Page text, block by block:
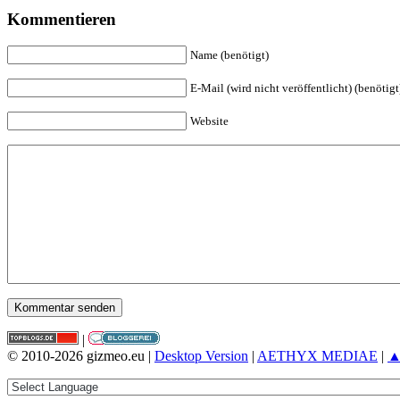
Kommentieren
Name (benötigt)
E-Mail (wird nicht veröffentlicht)
Website
|
© 2010-2026 gizmeo.eu | Desktop Version | AETHYX MEDIAE |